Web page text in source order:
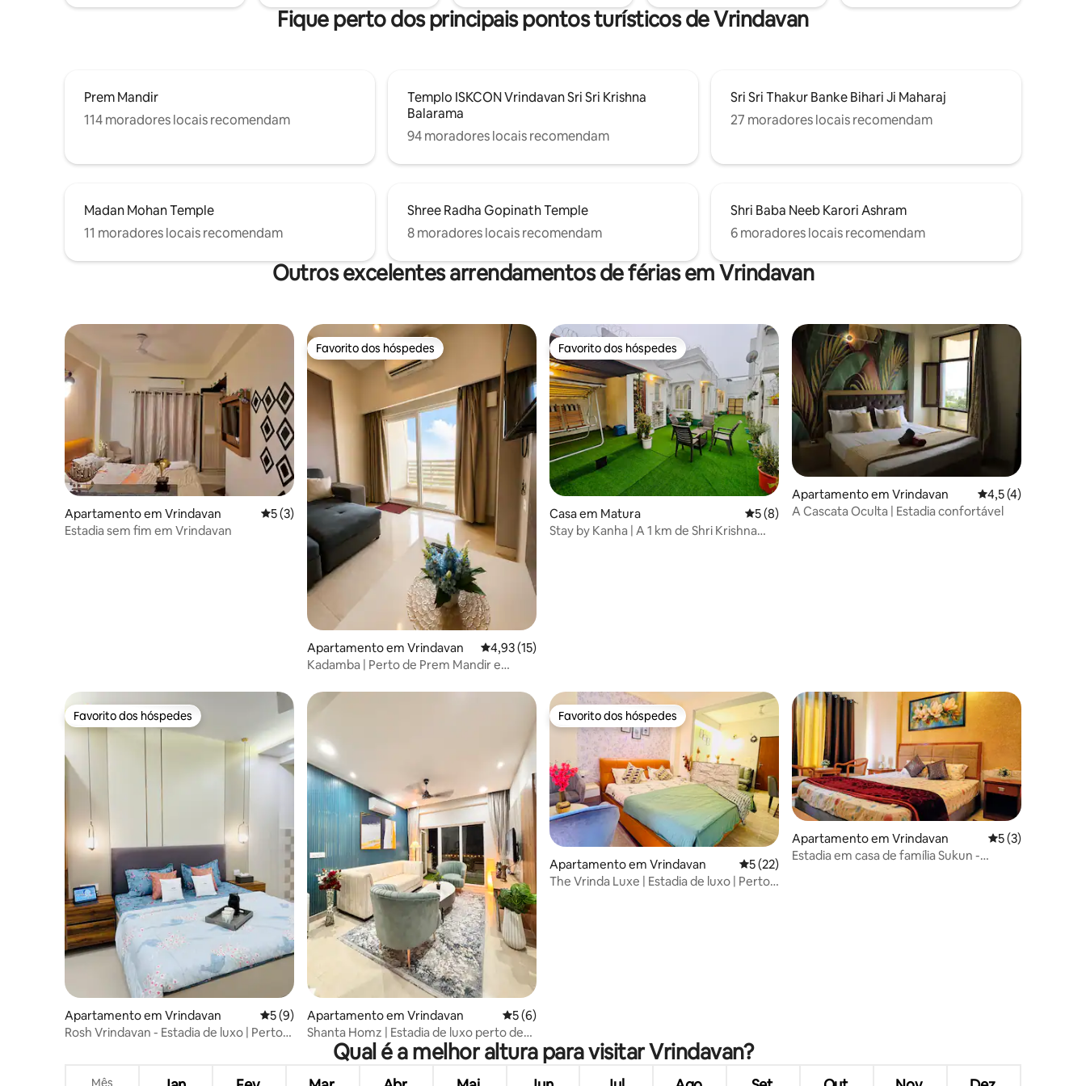
conforto, paz e conectividade.
Fique perto dos principais pontos turísticos de Vrindavan
Prem Mandir
114 moradores locais recomendam
Templo ISKCON Vrindavan Sri Sri Krishna
Balarama
94 moradores locais recomendam
Sri Sri Thakur Banke Bihari Ji Maharaj
27 moradores locais recomendam
Madan Mohan Temple
11 moradores locais recomendam
Shree Radha Gopinath Temple
8 moradores locais recomendam
Shri Baba Neeb Karori Ashram
6 moradores locais recomendam
Outros excelentes arrendamentos de férias em Vrindavan
Apartamento em Vrindavan Classificação média de 5 em 5 estrelas, 3avaliações
5 (3)
Estadia sem fim em Vrindavan
Favorito dos hóspedes
Favorito dos hóspedes
Apartamento em Vrindavan Classificação média de 4,93 em 5 estrelas, 15avaliações
4,93 (15)
Kadamba | Perto de Prem Mandir e
Favorito dos hóspedes
Favorito dos hóspedes
Casa em Matura Classificação média de 5 em 5 estrelas, 8avaliações
5 (8)
Stay by Kanha | A 1 km de Shri Krishna
Apartamento em Vrindavan Classificação
4,5 (4)
A Cascata Oculta | Estadia confortável
Favorito dos hóspedes
Favorito dos hóspedes
Apartamento em Vrindavan Classificação média de 5 em 5 estrelas, 9avaliações
5 (9)
Rosh Vrindavan - Estadia de luxo | Perto
Apartamento em Vrindavan Classificação média de 5 em 5 estrelas, 6avaliações
5 (6)
Shanta Homz | Estadia de luxo perto de
Prem Mandir | Iskon
Favorito dos hóspedes
Favorito dos hóspedes
Apartamento em Vrindavan Classificação média de 5 em 5 estrelas, 22avaliações
5 (22)
The Vrinda Luxe | Estadia de luxo | Perto
Apartamento em Vrindavan Classificação
5 (3)
Estadia em casa de família Sukun -
Qual é a melhor altura para visitar Vrindavan?
Mês